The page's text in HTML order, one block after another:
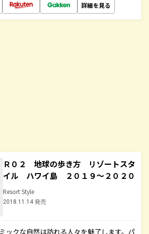
詳細を見る
Ｒ０２ 地球の歩き方 リゾートスタ
イル ハワイ島 ２０１９～２０２０
Resort Style
2018.11.14 発売
ックな自然は訪れる人々を魅了します。パ